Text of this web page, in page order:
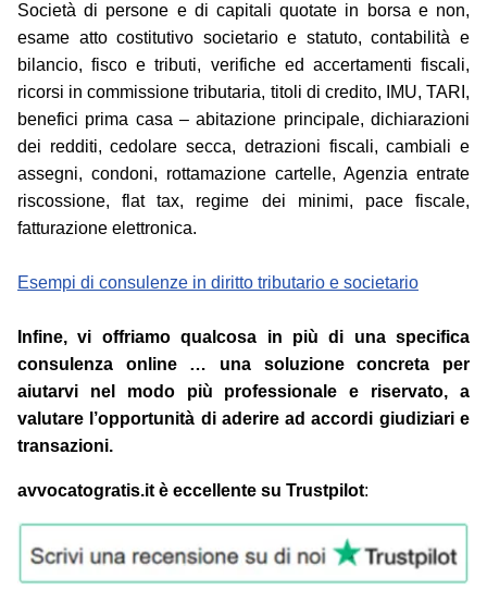
Società di persone e di capitali quotate in borsa e non,
esame atto costitutivo societario e statuto, contabilità e
bilancio, fisco e tributi, verifiche ed accertamenti fiscali,
ricorsi in commissione tributaria, titoli di credito, IMU, TARI,
benefici prima casa – abitazione principale, dichiarazioni
dei redditi, cedolare secca, detrazioni fiscali, cambiali e
assegni, condoni, rottamazione cartelle, Agenzia entrate
riscossione, flat tax, regime dei minimi, pace fiscale,
fatturazione elettronica.
Esempi di consulenze in diritto tributario e societario
Infine, vi offriamo qualcosa in più di una specifica
consulenza online … una soluzione concreta per
aiutarvi nel modo più professionale e riservato, a
valutare l’opportunità di aderire ad accordi giudiziari e
transazioni.
avvocatogratis.it è eccellente su Trustpilot: